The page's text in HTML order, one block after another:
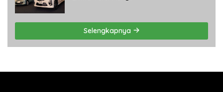
Selengkapnya